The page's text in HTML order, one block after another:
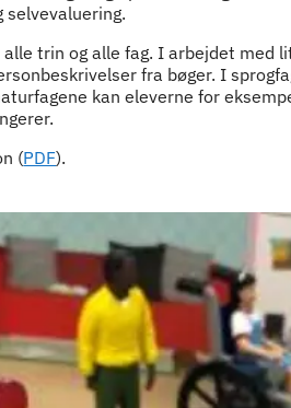
trin og alle fag. I arbejdet med
fra bøger. I
kan eleverne for
(PDF).